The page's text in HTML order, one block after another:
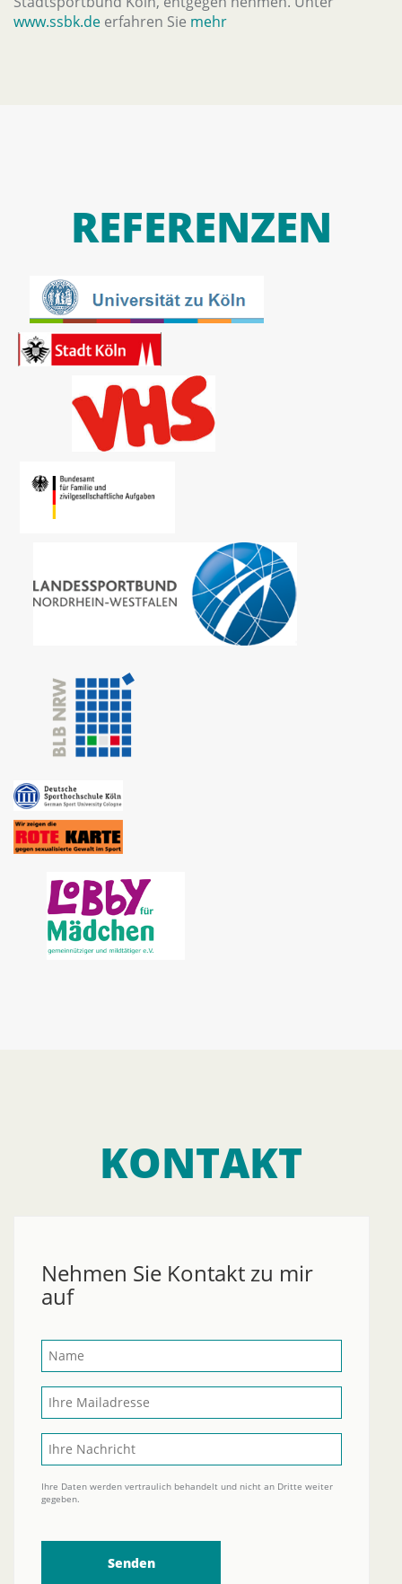
www.ssbk.de erfahren Sie mehr
REFERENZEN
KONTAKT
Nehmen Sie Kontakt zu mir
auf
Ihre Daten werden vertraulich behandelt und nicht an Dritte weiter
gegeben.